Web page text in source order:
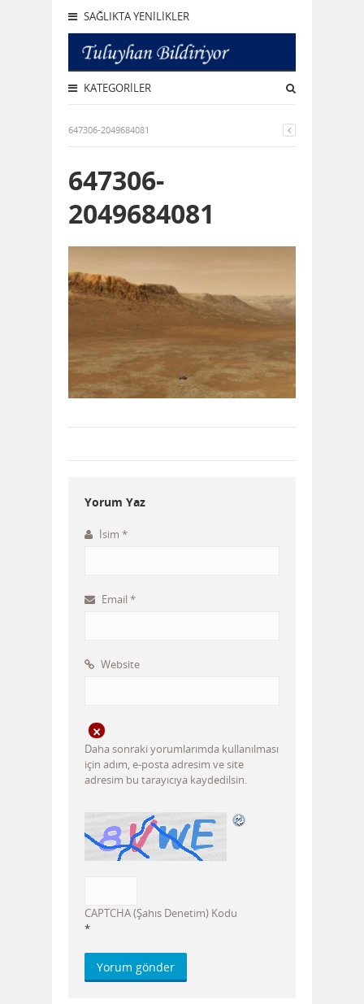
SAĞLIKTA YENILIKLER
KATEGORILER
647306-2049684081
647306-
2049684081
Yorum Yaz
İsim *
Email *
Website
Daha sonraki yorumlarımda kullanılması
için adım, e-posta adresim ve site
adresim bu tarayıcıya kaydedilsin.
CAPTCHA (Şahıs Denetim) Kodu
*